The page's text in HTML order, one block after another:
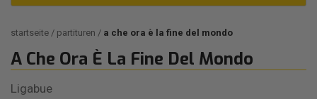
startseite partituren a che ora è la fine del mondo
A Che Ora È La Fine Del Mondo
Ligabue